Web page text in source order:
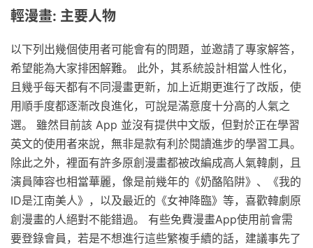
輕漫畫: 主要人物
以下列出幾個使用者可能會有的問題，並邀請了專家解答，
希望能為大家排困解難。 此外，其系統設計相當人性化，
且幾乎每天都有不同漫畫更新，加上近期更進行了改版，使
用順手度都逐漸改良進化，可說是滿意度十分高的人氣之
選。 雖然目前該 App 並沒有提供中文版，但對於正在學習
英文的使用者來說，無非是款有利於閱讀進步的學習工具。
除此之外，裡面有許多原創漫畫都被改編成高人氣韓劇，且
演員陣容也相當華麗，像是前幾年的《奶酪陷阱》、《我的
ID是江南美人》，以及最近的《女神降臨》等，喜歡韓劇原
創漫畫的人絕對不能錯過。 有些免費漫畫App使用前會需
要登錄會員，若是不想進行這些繁複手續的話，建議事先了